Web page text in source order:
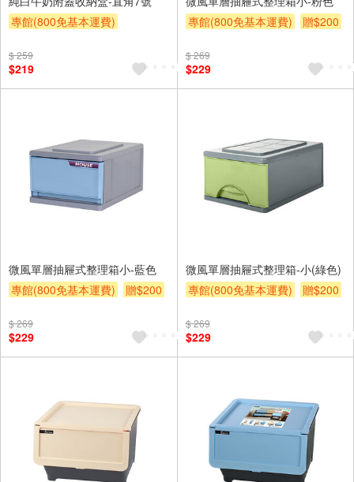
專館(800免基本運費)
$ 259
$219
專館(800免基本運費)
贈$200
$ 269
$229
微風單層抽屜式整理箱小-藍色
專館(800免基本運費)
贈$200
$ 269
$229
微風單層抽屜式整理箱-小(綠色)
專館(800免基本運費)
贈$200
$ 269
$229